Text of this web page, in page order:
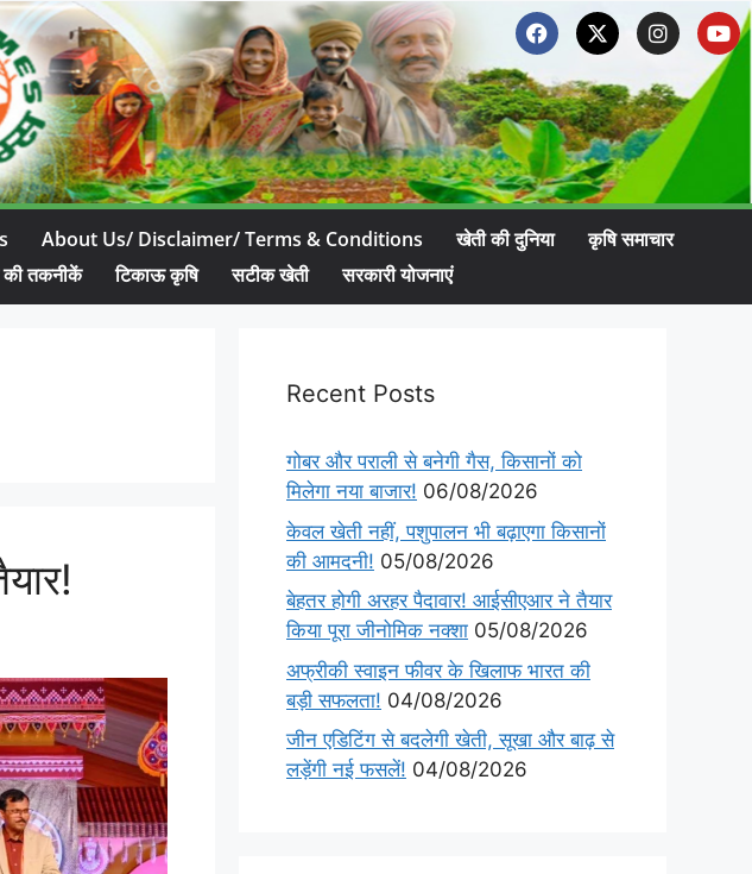
About Us/ Disclaimer/ Terms & Conditions खेती की दुनिया
कृषि समाचार
तकनीकें टिकाऊ कृषि सटीक खेती सरकारी योजनाएं
Recent Posts
गोबर और पराली से बनेगी गैस, किसानों को
मिलेगा नया बाजार! 06/08/2026
केवल खेती नहीं, पशुपालन भी बढ़ाएगा किसानों
की आमदनी! 05/08/2026
बेहतर होगी अरहर पैदावार! आईसीएआर ने तैयार
किया पूरा जीनोमिक नक्शा 05/08/2026
अफ्रीकी स्वाइन फीवर के खिलाफ भारत की
बड़ी सफलता! 04/08/2026
जीन एडिटिंग से बदलेगी खेती, सूखा और बाढ़ से
लड़ेंगी नई फसलें! 04/08/2026